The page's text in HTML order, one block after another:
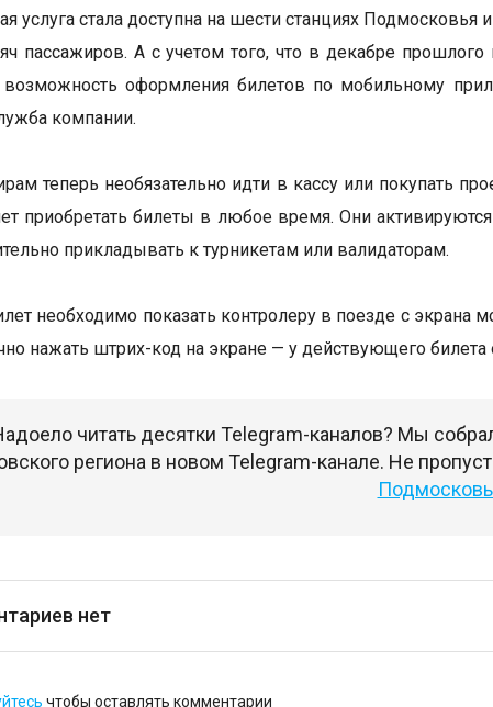
услуга стала доступна на шести станциях
пассажиров. А с учетом того, что в декабре
возможность оформления билетов по мобильному
компании.
теперь необязательно идти в кассу или покупать
приобретать билеты в любое время. Они
прикладывать к турникетам или валидаторам.
необходимо показать контролеру в поезде с экрана
нажать штрих-код на экране — у действующего
читать десятки Telegram-каналов? Мы
региона в новом Telegram-канале. Не
нет
чтобы оставлять комментарии